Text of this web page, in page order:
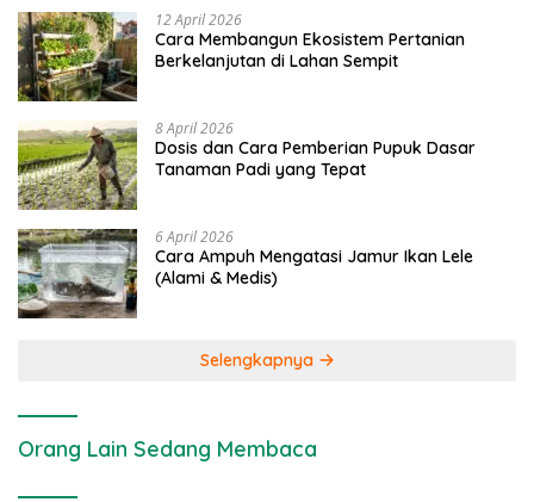
12 April 2026
Cara Membangun Ekosistem Pertanian
Berkelanjutan di Lahan Sempit
8 April 2026
Dosis dan Cara Pemberian Pupuk Dasar
Tanaman Padi yang Tepat
6 April 2026
Cara Ampuh Mengatasi Jamur Ikan Lele
(Alami & Medis)
Selengkapnya
Orang Lain Sedang Membaca